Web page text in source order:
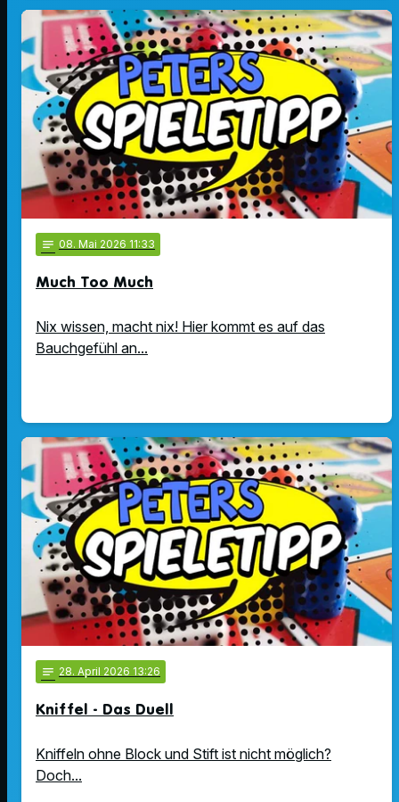
notes 08. Mai 2026 11:33
Much Too Much
Nix wissen, macht nix! Hier kommt es auf das
Bauchgefühl an...
notes 28. April 2026 13:26
Kniffel - Das Duell
Kniffeln ohne Block und Stift ist nicht möglich?
Doch...